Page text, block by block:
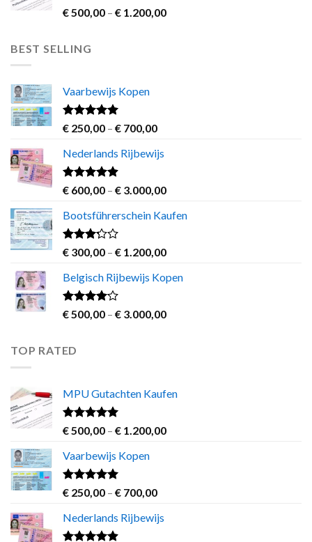
€ 2.500,00
Rated5.00
out of 5
€ 500,00 – € 1.200,00Price
BEST SELLING
Vaarbewijs Kopen
Rated4.63
out of 5
€ 250,00 – € 700,00Price
€ 250,00
€ 700,00
Nederlands Rijbewijs
Rated4.60
out of 5
€ 600,00 – € 3.000,00Price
€ 600,00
€ 3.000,00
Bootsführerschein Kaufen
Rated
out of
5
€ 300,00 – € 1.200,00Price
€ 300,00
€ 1.200,00
Belgisch Rijbewijs Kopen
Rated
out
€500,00 – € 3.000,00Price
TOP RATED
MPU Gutachten Kaufen
Rated5.00
out of 5
€500,00 – € 1.200,00Price
Vaarbewijs Kopen
Rated4.63
out of 5
€ 250,00 – € 700,00Price
€ 250,00
Nederlands Rijbewijs